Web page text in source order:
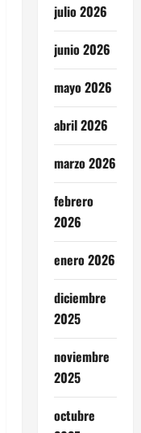
julio 2026
junio 2026
mayo 2026
abril 2026
marzo 2026
febrero
2026
enero 2026
diciembre
2025
noviembre
2025
octubre